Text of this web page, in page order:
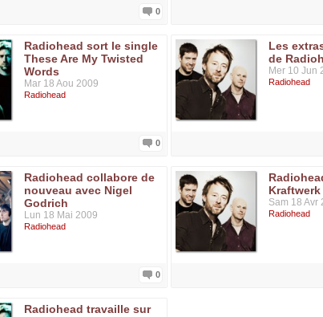
0
Radiohead sort le single
These Are My Twisted
Words
Mar 18 Aou 2009
Radiohead
0
Les
de
Mer 10 Jun
Radiohead
Radiohead collabore de
nouveau avec Nigel
Godrich
Lun 18 Mai 2009
Radiohead
0
Sam 18 Avr
Radiohead
Radiohead travaille sur